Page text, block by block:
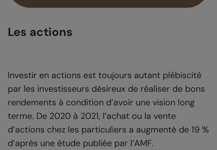
Les actions
Investir en actions est toujours autant plébiscité
par les investisseurs désireux de réaliser de bons
rendements à condition d’avoir une vision long
terme. De 2020 à 2021, l’achat ou la vente
d’actions chez les particuliers a augmenté de 19 %
d’après une étude publiée par l’AMF.